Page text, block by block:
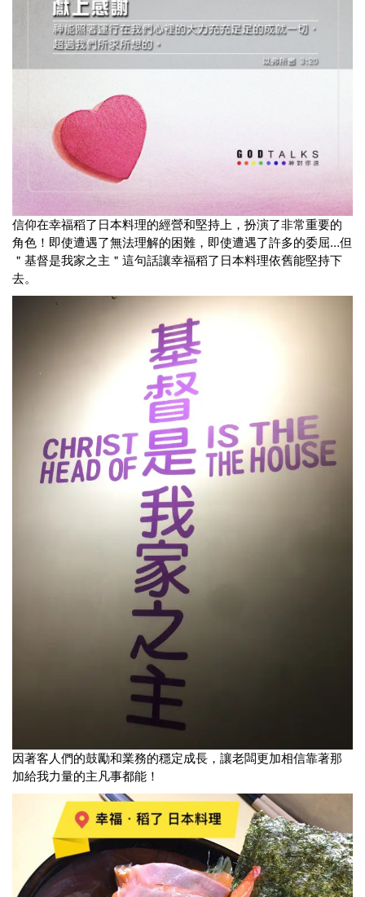
信仰在幸福稻了日本料理的經營和堅持上，扮演了非常重要的
角色！即使遭遇了無法理解的困難，即使遭遇了許多的委屈…但
＂基督是我家之主＂這句話讓幸福稻了日本料理依舊能堅持下
去。
因著客人們的鼓勵和業務的穩定成長，讓老闆更加相信靠著那
加給我力量的主凡事都能！